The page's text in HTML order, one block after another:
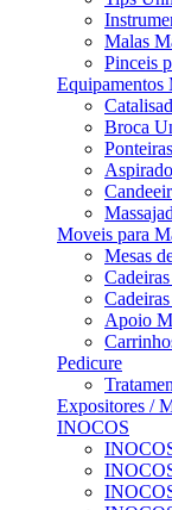
Malas
Pinceis
Equipamentos
Broca
Moveis para
Mesas
Apoio
Pedicure
Expositores /
INOCOS